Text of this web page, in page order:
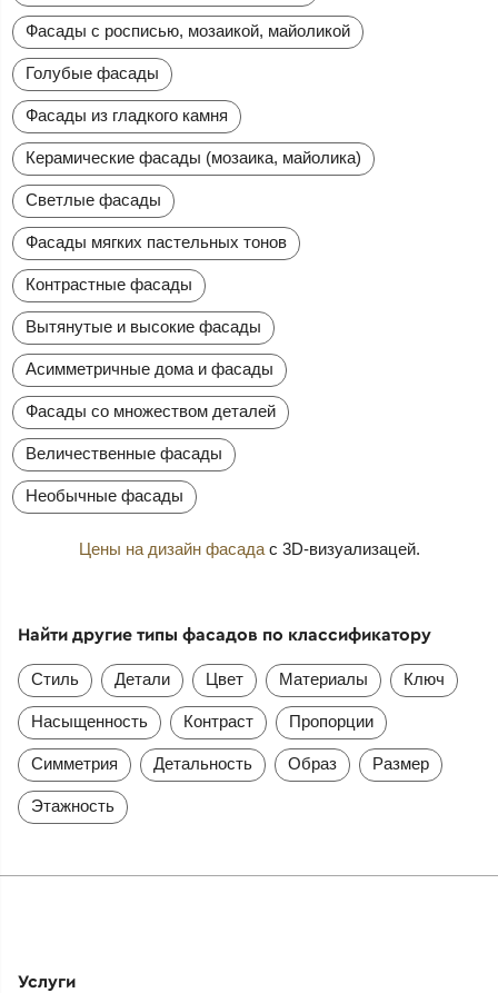
Фасады с росписью, мозаикой, майоликой
Голубые фасады
Фасады из гладкого камня
Керамические фасады (мозаика, майолика)
Светлые фасады
Фасады мягких пастельных тонов
Контрастные фасады
Вытянутые и высокие фасады
Асимметричные дома и фасады
Фасады со множеством деталей
Величественные фасады
Необычные фасады
Цены на дизайн фасадас 3D-визуализацей.
Найти другие типы фасадов по классификатору
Стиль Детали Цвет Материалы Ключ
Насыщенность Контраст Пропорции
Симметрия Детальность Образ Размер
Этажность
Услуги